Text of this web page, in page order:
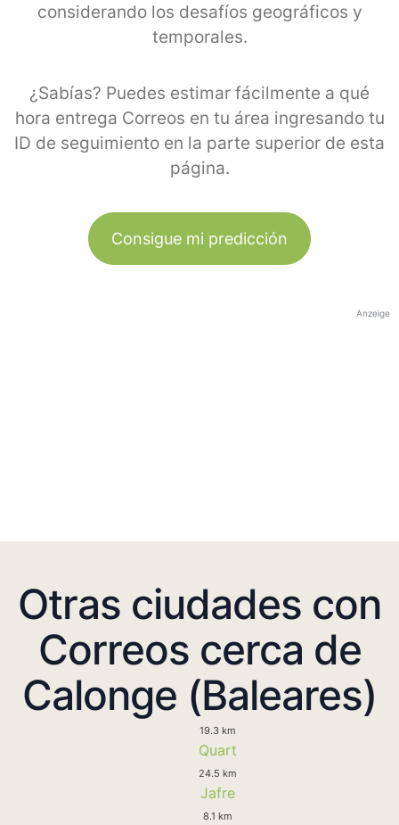
considerando los desafíos geográficos y
temporales.
¿Sabías? Puedes estimar fácilmente a qué
hora entrega Correos en tu área ingresando tu
ID de seguimiento en la parte superior de esta
página.
Consigue mi predicción
Anzeige
Otras ciudades con
Correos cerca de
Calonge (Baleares)
19.3 km
Quart
24.5 km
Jafre
8.1 km